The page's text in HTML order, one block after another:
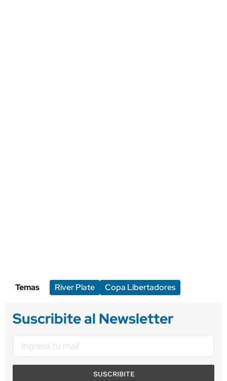
Temas River Plate Copa Libertadores
Suscribite al Newsletter
SUSCRIBITE